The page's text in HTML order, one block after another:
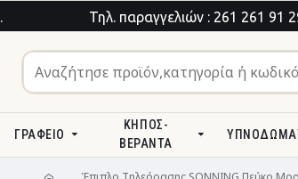
Τηλ. παραγγελιών : 261 261 91
ΓΡΑΦΕΊΟ
ΚΉΠΟΣ-
ΒΕΡΆΝΤΑ